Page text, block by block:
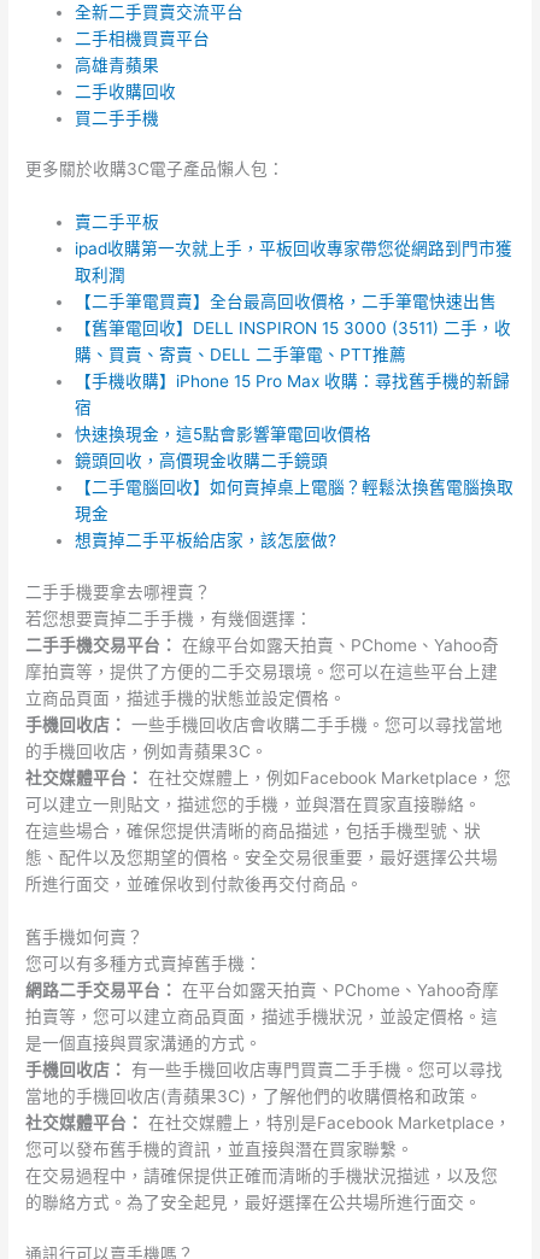
全新二手買賣交流平台
二手相機買賣平台
高雄青蘋果
二手收購回收
買二手手機
更多關於收購3C電子產品懶人包：
賣二手平板
ipad收購第一次就上手，平板回收專家帶您從網路到門市獲
取利潤
【二手筆電買賣】全台最高回收價格，二手筆電快速出售
【舊筆電回收】DELL INSPIRON 15 3000 (3511) 二手，收
購、買賣、寄賣、DELL 二手筆電、PTT推薦
【手機收購】iPhone 15 Pro Max 收購：尋找舊手機的新歸
宿
快速換現金，這5點會影響筆電回收價格
鏡頭回收，高價現金收購二手鏡頭
【二手電腦回收】如何賣掉桌上電腦？輕鬆汰換舊電腦換取
現金
想賣掉二手平板給店家，該怎麼做?
二手手機要拿去哪裡賣？
若您想要賣掉二手手機，有幾個選擇：
二手手機交易平台： 在線平台如露天拍賣、PChome、Yahoo奇
摩拍賣等，提供了方便的二手交易環境。您可以在這些平台上建
立商品頁面，描述手機的狀態並設定價格。
手機回收店： 一些手機回收店會收購二手手機。您可以尋找當地
的手機回收店，例如青蘋果3C。
社交媒體平台： 在社交媒體上，例如Facebook Marketplace，您
可以建立一則貼文，描述您的手機，並與潛在買家直接聯絡。
在這些場合，確保您提供清晰的商品描述，包括手機型號、狀
態、配件以及您期望的價格。安全交易很重要，最好選擇公共場
所進行面交，並確保收到付款後再交付商品。
舊手機如何賣？
您可以有多種方式賣掉舊手機：
網路二手交易平台： 在平台如露天拍賣、PChome、Yahoo奇摩
拍賣等，您可以建立商品頁面，描述手機狀況，並設定價格。這
是一個直接與買家溝通的方式。
手機回收店：
有一些手機回收店專門買賣二手手機。您可以尋找
當地的手機回收店(青蘋果3C)，了解他們的收購價格和政策。
社交媒體平台： 在社交媒體上，特別是Facebook Marketplace，
您可以發布舊手機的資訊，並直接與潛在買家聯繫。
在交易過程中，請確保提供正確而清晰的手機狀況描述，以及您
的聯絡方式。為了安全起見，最好選擇在公共場所進行面交。
通訊行可以賣手機嗎？